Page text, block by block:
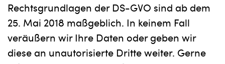
Rechtsgrundlagen der DS-GVO sind ab dem
25. Mai 2018 maßgeblich. In keinem Fall
veräußern wir Ihre Daten oder geben wir
diese an unautorisierte Dritte weiter. Gerne